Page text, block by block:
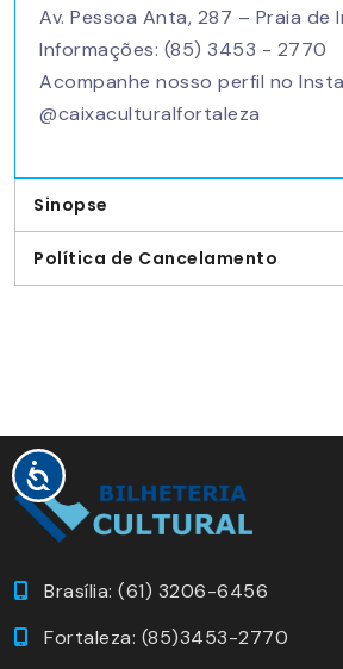
Av. Pessoa Anta, 287 – Praia de
Informações: (85) 3453 - 2770​
Acompanhe nosso perfil no
@caixaculturalfortaleza​
Sinopse
Política de Cancelamento
Brasília: (61) 3206-6456
Fortaleza: (85)3453-2770